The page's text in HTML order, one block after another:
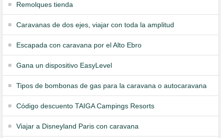
Remolques tienda
Caravanas de dos ejes, viajar con toda la amplitud
Escapada con caravana por el Alto Ebro
Gana un dispositivo EasyLevel
Tipos de bombonas de gas para la caravana o autocaravana
Código descuento TAIGA Campings Resorts
Viajar a Disneyland Paris con caravana